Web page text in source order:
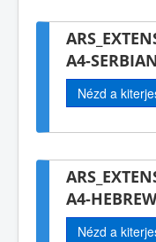
A4-
Nézd a
A4-
Nézd a